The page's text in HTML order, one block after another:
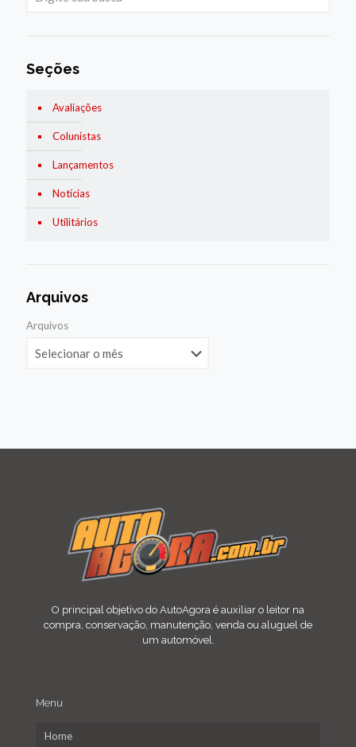
Seções
Avaliações
Colunistas
Lançamentos
Notícias
Utilitários
Arquivos
Arquivos
O principal objetivo do AutoAgora é auxiliar o leitor na
compra, conservação, manutenção, venda ou aluguel de
um automóvel.
Menu
Home